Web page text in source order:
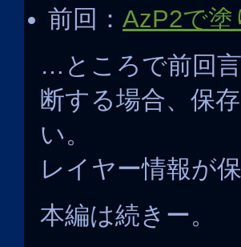
前回： AzP2で
…ところで前回
断する場合、保
い。
レイヤー情報が
本編は続きー。